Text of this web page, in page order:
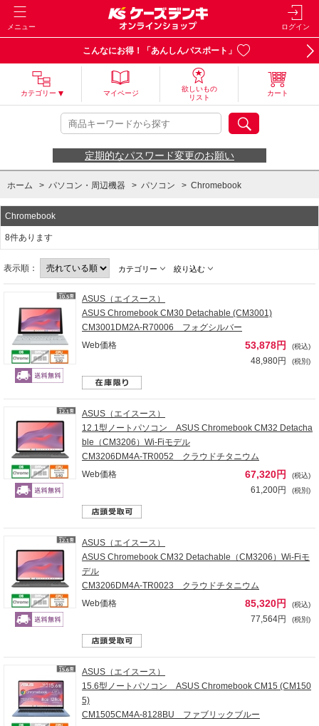
メニュー ログイン
こんなにお得！「あんしんパスポート」
カテゴリー マイページ
欲しいもの
リスト
カート
定期的なパスワード変更のお願い
ホーム > パソコン・周辺機器 > パソコン > Chromebook
Chromebook
8件あります
表示順： カテゴリー 絞り込む
ASUS（エイスース）
ASUS Chromebook CM30 Detachable (CM3001)
CM3001DM2A-R70006 フォグシルバー
Web価格
53,878円 (税込)
48,980円 (税別)
ASUS（エイスース）
12.1型ノートパソコン ASUS Chromebook CM32 Detacha
ble（CM3206）Wi-Fiモデル
CM3206DM4A-TR0052 クラウドチタニウム
Web価格
67,320円 (税込)
61,200円 (税別)
ASUS（エイスース）
ASUS Chromebook CM32 Detachable（CM3206）Wi-Fiモ
デル
CM3206DM4A-TR0023 クラウドチタニウム
Web価格
85,320円 (税込)
77,564円 (税別)
ASUS（エイスース）
15.6型ノートパソコン ASUS Chromebook CM15 (CM150
5)
CM1505CM4A-8128BU ファブリックブルー